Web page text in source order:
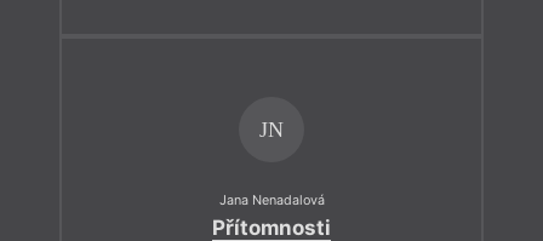
JN
Jana Nenadalová
Přítomnosti